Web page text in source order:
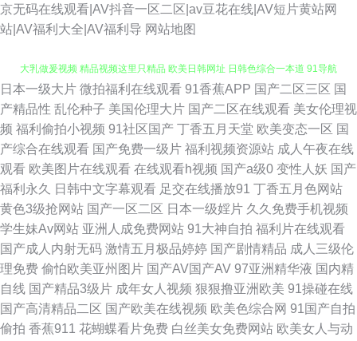
京无码在线观看|AV抖音一区二区|av豆花在线|AV短片黄站网
站|AV福利大全|AV福利导 网站地图
亚洲天堂免费视频 青青草好屌色 91视频网站在线看 俺来也听听婷 丰满熟妇
大乳做爰视频 精品视频这里只精品 欧美日韩网址 日韩色综合一本道 91导航
视频 a级性交片 国产欧美日本一二 欧美日本三级伦理 熟女热网 五月天狠狠
干 91噜在线观看 97視頻資源共享 久草日本亚洲 影音先锋操你av在线 久久
香福利 亚州射逼 91社免费入口 国国国国产在线精品 日韩精品导航 91蜜桃在
线看 导航亚洲99导航亚洲 日韩福利导航官网 操草草屁屁 91草美女 国产精品
久久2 91天美 精品视频123 午夜福利不卡 91乱子伦国产伦 国产艹合集 日韩
日本一级大片 微拍福利在线观看 91香蕉APP 国产二区三区 国
产精品性 乱伦种子 美国伦理大片 国产二区在线观看 美女伦理视
频 福利偷拍小视频 91社区国产 丁香五月天堂 欧美变态一区 国
产综合在线观看 国产免费一级片 福利视频资源站 成人午夜在线
观看 欧美图片在线观看 在线观看h视频 国产a级0 变性人妖 国产
福利永久
日韩中文字幕观看 足交在线播放91 丁香五月色网站
黄色3级抢网站 国产一区二区 日本一级婬片 久久免费手机视频
学生妹Av网站 亚洲人成免费网站 91大神自拍 福利片在线观看
国产成人内射无码 激情五月极品婷婷 国产剧情精品 成人三级伦
理免费 偷怕欧美亚州图片 国产AV国产AV 97亚洲精华液 国内精
自线 国产精品3级片 成年女人视频 狠狠撸亚洲欧美 91操碰在线
国产高清精品二区 国产欧美在线视频 欧美色综合网 91国产自拍
偷拍 香蕉911 花蝴蝶看片免费 白丝美女免费网站 欧美女人与动